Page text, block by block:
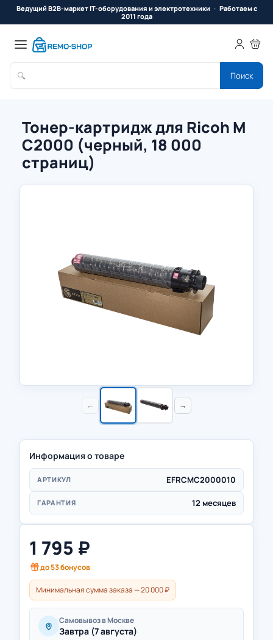
Ведущий B2B-маркет IT-оборудования и электротехники
Работаем с
2011 года
🔍 Поиск
Тонер-картридж для Ricoh M
C2000 (черный, 18 000
страниц)
← →
Информация о товаре
АРТИКУЛ EFRCMC2000010
ГАРАНТИЯ 12 месяцев
1 795 ₽
до53бонусов
Минимальная сумма заказа — 20 000 ₽
Самовывоз в Москве
Завтра (7 августа)